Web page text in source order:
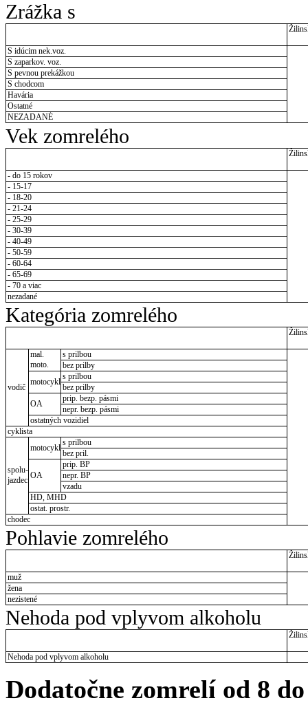
Zrážka s
S idúcim nek.voz.
S zaparkov. voz.
S pevnou prekážkou
S chodcom
Havária
Ostatné
NEZADANÉ
Vek zomrelého
- do 15 rokov
- 15-17
- 18-20
- 21-24
- 25-29
- 30-39
- 40-49
- 50-59
- 60-64
- 65-69
- 70 a viac
nezadané
Kategória zomrelého
vodič
mal.
moto.
s prilbou
bez prilby
motocykl
s prilbou
bez prilby
OA
prip. bezp. pásmi
nepr. bezp. pásmi
ostatných vozidiel
cyklista
spolu-
jazdec
motocykl
s prilbou
bez pril.
OA
prip. BP
nepr. BP
vzadu
HD, MHD
ostat. prostr.
chodec
Pohlavie zomrelého
muž
žena
nezistené
Nehoda pod vplyvom alkoholu
Nehoda pod vplyvom alkoholu
Dodatočne zomrelí od 8